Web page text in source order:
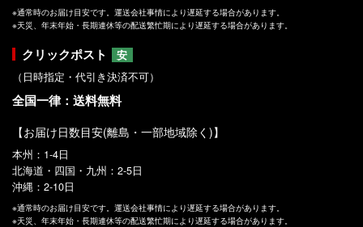
※通常時のお届け目安です。運送会社事情により遅延する場合があります。
※天災、年末年始・長期連休等の配送繁忙期により遅延する場合があります。
クリックポスト
安
（日時指定・代引き決済不可）
全国一律：送料無料
【お届け日数目安(離島・一部地域除く)】
本州：1-4日
北海道・四国・九州：2-5日
沖縄：2-10日
※通常時のお届け目安です。運送会社事情により遅延する場合があります。
※天災、年末年始・長期連休等の配送繁忙期により遅延する場合があります。